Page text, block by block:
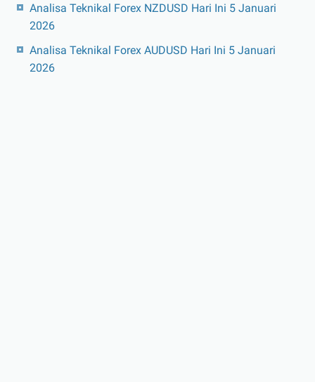
Analisa Teknikal Forex NZDUSD Hari Ini 5 Januari
2026
Analisa Teknikal Forex AUDUSD Hari Ini 5 Januari
2026